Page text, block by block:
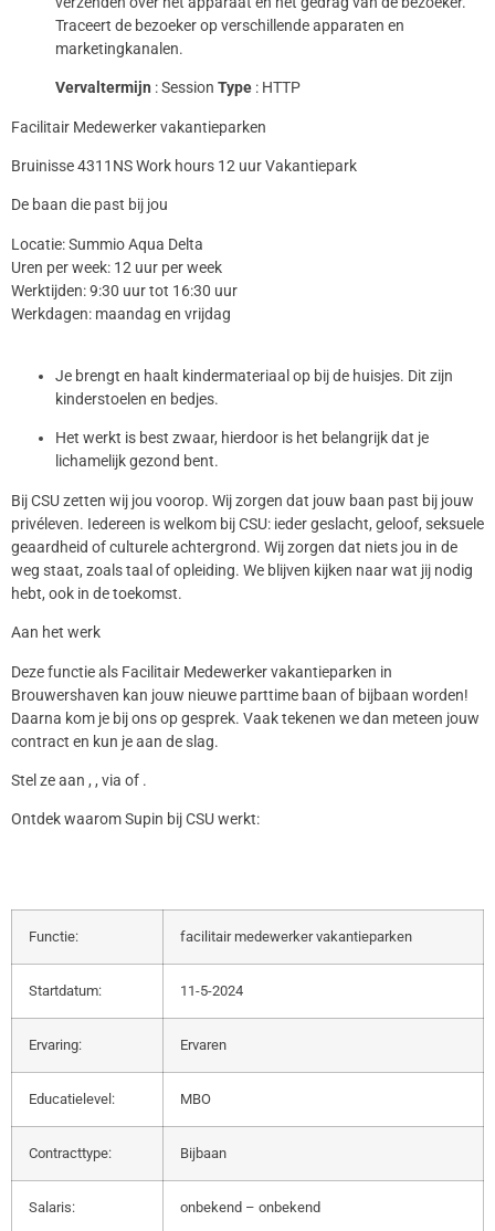
Traceert de bezoeker op verschillende apparaten en
marketingkanalen.
Vervaltermijn : Session Type : HTTP
Facilitair Medewerker vakantieparken
Bruinisse 4311NS Work hours 12 uur Vakantiepark
De baan die past bij jou
Locatie: Summio Aqua Delta
Uren per week: 12 uur per week
Werktijden: 9:30 uur tot 16:30 uur
Werkdagen: maandag en vrijdag
Je brengt en haalt kindermateriaal op bij de huisjes. Dit zijn
kinderstoelen en bedjes.
Het werkt is best zwaar, hierdoor is het belangrijk dat je
lichamelijk gezond bent.
Bij CSU zetten wij jou voorop. Wij zorgen dat jouw baan past bij jouw
privéleven. Iedereen is welkom bij CSU: ieder geslacht, geloof, seksuele
geaardheid of culturele achtergrond. Wij zorgen dat niets jou in de
weg staat, zoals taal of opleiding. We blijven kijken naar wat jij nodig
hebt, ook in de toekomst.
Aan het werk
Deze functie als Facilitair Medewerker vakantieparken in
Brouwershaven kan jouw nieuwe parttime baan of bijbaan worden!
Daarna kom je bij ons op gesprek. Vaak tekenen we dan meteen jouw
contract en kun je aan de slag.
Stel ze aan , , via of .
Ontdek waarom Supin bij CSU werkt:
Functie: facilitair medewerker vakantieparken
Startdatum: 11-5-2024
Ervaring: Ervaren
Educatielevel: MBO
Contracttype: Bijbaan
Salaris: onbekend – onbekend